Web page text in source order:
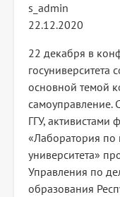
s_admin
22.12.2020
22 декабря в
госуниверситета
основной темой
самоуправление.
ГГУ, активистами
«Лаборатория по
университета»
Управления по
образования